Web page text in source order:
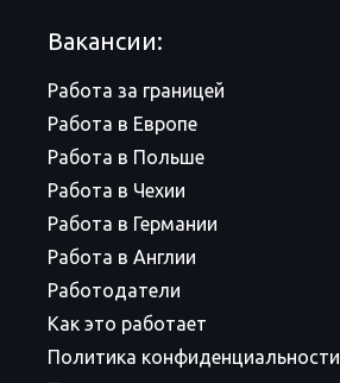
Вакансии:
Работа за границей
Работа в Европе
Работа в Польше
Работа в Чехии
Работа в Германии
Работа в Англии
Работодатели
Как это работает
Политика конфиденциальности